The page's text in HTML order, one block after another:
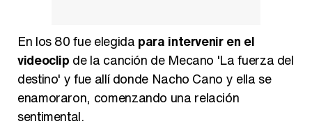
En los 80 fue elegida para intervenir en el
videoclip de la canción de Mecano 'La fuerza del
destino' y fue allí donde Nacho Cano y ella se
enamoraron, comenzando una relación
sentimental.